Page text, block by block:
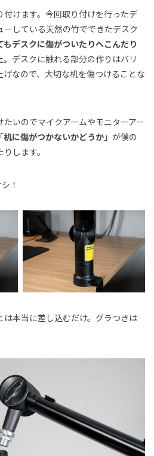
けます。今回取り付けを行ったデ
している天然の竹でできたデスク
デスクに傷がついたりへこんだり
デスクに触れる部分の作りはバリ
なので、大切な机を傷つけることな
いのでマイクアームやモニターアー
机に傷がつかないかどうか 」が僕の
します。
！
は本当に差し込むだけ。グラつきは